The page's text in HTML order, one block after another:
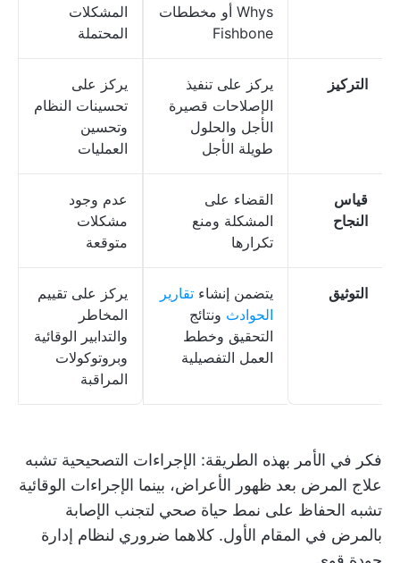
Whys أو مخططات
Fishbone
المشكلات
المحتملة
التركيز
يركز على تنفيذ
الإصلاحات قصيرة
الأجل والحلول
طويلة الأجل
يركز على
تحسينات النظام
وتحسين
العمليات
قياس
النجاح
القضاء على
المشكلة ومنع
تكرارها
عدم وجود
مشكلات
متوقعة
التوثيق يتضمن إنشاء تقارير
الحوادث ونتائج
التحقيق وخطط
العمل التفصيلية
يركز على تقييم
المخاطر
والتدابير الوقائية
وبروتوكولات
المراقبة
فكر في الأمر بهذه الطريقة: الإجراءات التصحيحية تشبه
علاج المرض بعد ظهور الأعراض، بينما الإجراءات الوقائية
تشبه الحفاظ على نمط حياة صحي لتجنب الإصابة
بالمرض في المقام الأول. كلاهما ضروري لنظام إدارة